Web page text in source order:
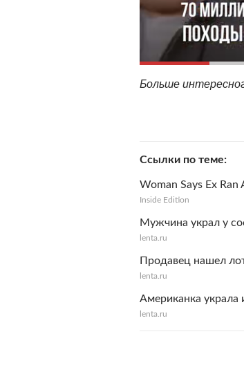
Больше
Ссылки по теме
Woman Says Ex
Inside Edition
Мужчина украл у
lenta.ru
Продавец нашел
lenta.ru
Американка украла
lenta.ru